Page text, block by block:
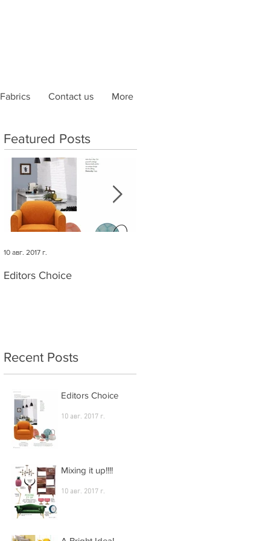
Fabrics Contact us More
Featured Posts
Editors Choice
10 авг. 2017 г.
Recent Posts
Editors Choice
10 авг. 2017 г.
Mixing it up!!!!
10 авг. 2017 г.